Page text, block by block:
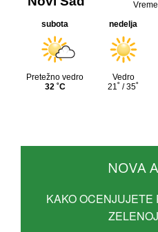
NOVA
KAKO